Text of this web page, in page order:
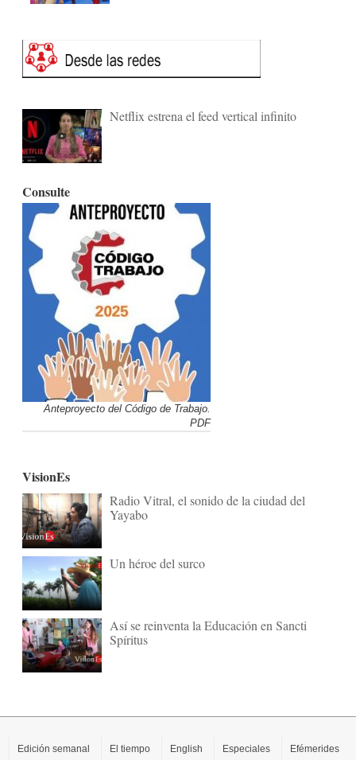
Netflix estrena el feed vertical infinito
Consulte
Anteproyecto del Código de Trabajo.
PDF
VisionEs
Radio Vitral, el sonido de la ciudad del
Yayabo
Un héroe del surco
Así se reinventa la Educación en Sancti
Spíritus
Edición semanal El tiempo English Especiales Efémerides